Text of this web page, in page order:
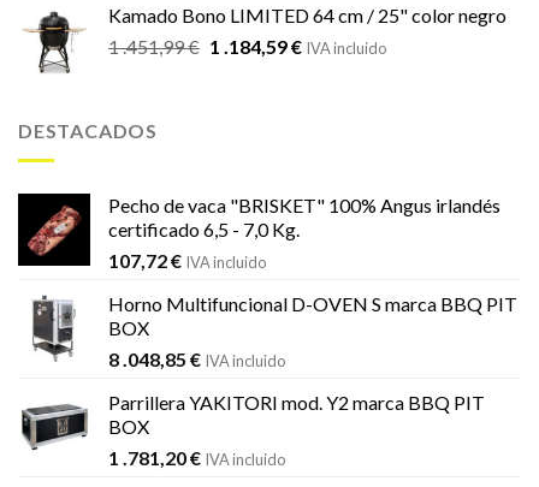
Kamado Bono LIMITED 64 cm / 25" color negro
1 .451,99€ El
1 .184,59€ElIVA incluido
DESTACADOS
Pecho de vaca "BRISKET" 100% Angus irlandés
certificado 6,5 - 7,0 Kg.
107,72€ IVA incluido
Horno Multifuncional D-OVEN S marca BBQ PIT
BOX
8 .048,85 € IVA incluido
Parrillera YAKITORI mod. Y2 marca BBQ PIT
BOX
1 .781,20€ IVA incluido